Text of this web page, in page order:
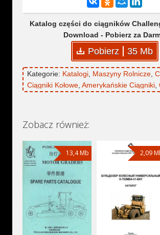
Katalog części do ciągników
Download - Pobierz za
Pobierz 35 Mb
Kategorie: Katalogi, Maszyny Rolnicze,
Ciągniki Kołowe, Amerykańskie Ciągniki,
Zobacz również:
13,4 Mb 2,09